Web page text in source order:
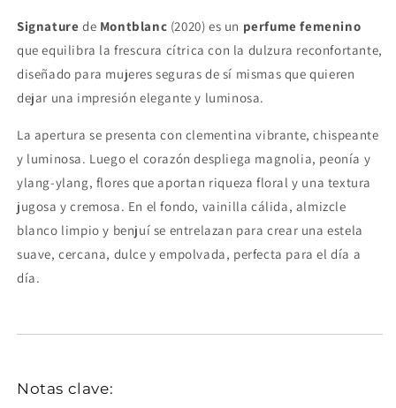
Signature de Montblanc (2020) es un perfume femenino
que equilibra la frescura cítrica con la dulzura reconfortante,
diseñado para mujeres seguras de sí mismas que quieren
dejar una impresión elegante y luminosa.
La apertura se presenta con clementina vibrante, chispeante
y luminosa. Luego el corazón despliega magnolia, peonía y
ylang-ylang, flores que aportan riqueza floral y una textura
jugosa y cremosa. En el fondo, vainilla cálida, almizcle
blanco limpio y benjuí se entrelazan para crear una estela
suave, cercana, dulce y empolvada, perfecta para el día a
día.
Notas clave: